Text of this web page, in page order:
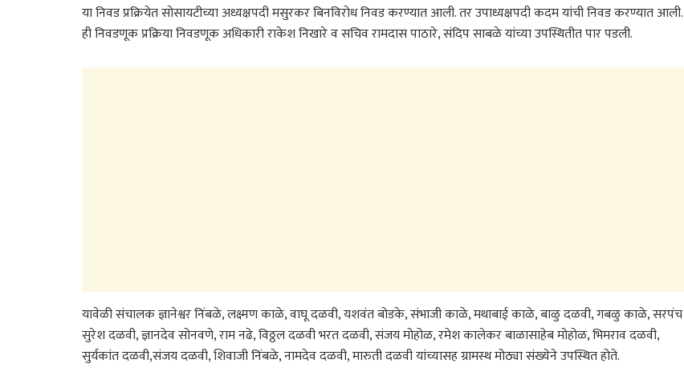
या निवड प्रक्रियेत सोसायटीच्या अध्यक्षपदी मसुरकर बिनविरोध निवड करण्यात आली. तर उपाध्यक्षपदी कदम यांची निवड करण्यात आली.
ही निवडणूक प्रक्रिया निवडणूक अधिकारी राकेश निखारे व सचिव रामदास पाठारे, संदिप साबळे यांच्या उपस्थितीत पार पडली.
यावेळी संचालक ज्ञानेश्वर निंबळे, लक्ष्मण काळे, वाघू दळवी, यशवंत बोडके, संभाजी काळे, मथाबाई काळे, बाळु दळवी, गबळु काळे, सरपंच
सुरेश दळवी, ज्ञानदेव सोनवणे, राम नढे, विठ्ठल दळवी भरत दळवी, संजय मोहोळ, रमेश कालेकर बाळासाहेब मोहोळ, भिमराव दळवी,
सुर्यकांत दळवी,संजय दळवी, शिवाजी निंबळे, नामदेव दळवी, मारुती दळवी यांच्यासह ग्रामस्थ मोठ्या संख्येने उपस्थित होते.